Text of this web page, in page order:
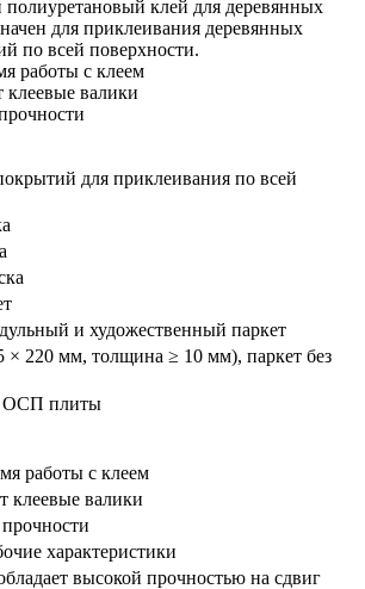
клей для деревянных
для приклеивания деревянных
по всей поверхности.
работы с клеем
валики
для приклеивания по всей
и художественный паркет
220 мм, толщина ≥ 10 мм), паркет без
плиты
работы с клеем
валики
характеристики
высокой прочностью на сдвиг